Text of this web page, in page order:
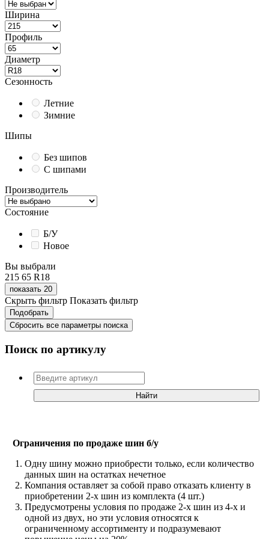
Ширина
Профиль
Диаметр
Сезонность
Летние
Зимние
Шипы
Без шипов
С шипами
Производитель
Состояние
Б/У
Новое
Вы выбрали
215 65 R18
показать 20
Скрыть фильтр Показать фильтр
Сбросить все параметры поиска
Поиск по артикулу
Ограничения по продаже шин б/у
Одну шину можно приобрести только, если количество
данных шин на остатках нечетное
Компания оставляет за собой право отказать клиенту в
приобретении 2-х шин из комплекта (4 шт.)
Предусмотрены условия по продаже 2-х шин из 4-х и
одной из двух, но эти условия относятся к
ограниченному ассортименту и подразумевают